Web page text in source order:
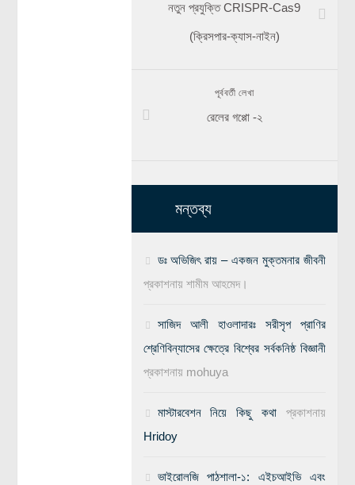
নতুন প্রযুক্তি CRISPR-Cas9
(ক্রিসপার-ক্যাস-নাইন)
পূর্ববর্তী লেখা
রেলের গপ্পো -২
মন্তব্য
ডঃ অভিজিৎ রায় – একজন মুক্তমনার জীবনী
প্রকাশনায় শামীম আহমেদ।
সাজিদ আলী হাওলাদারঃ সরীসৃপ প্রাণির
শ্রেণিবিন্যাসের ক্ষেত্রে বিশ্বের সর্বকনিষ্ঠ বিজ্ঞানী
প্রকাশনায় mohuya
মাস্টারবেশন নিয়ে কিছু কথাপ্রকাশনায়
Hridoy
ভাইরোলজি পাঠশালা-১: এইচআইভি এবং